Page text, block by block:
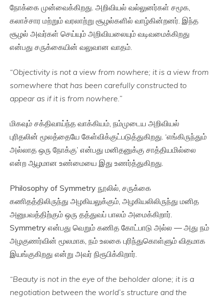
நோக்கை முன்வைக்கிறது. அறிவியல் வல்லுனர்கள் சமூக,
கலாச்சார மற்றும் வரலாற்று சூழல்களில் வாழ்கின்றனர். இந்த
சூழல் அவர்கள் செய்யும் அறிவியலையும் வடிவமைக்கிறது
என்பது சருக்கையின் வலுவான வாதம்.
“Objectivity is not a view from nowhere; it is a view from
somewhere that has been carefully constructed to
appear as if it is from nowhere.”
மிகவும் சக்திவாய்ந்த வாக்கியம், நம்முடைய அறிவியல்
புரிதலின் மூலத்தையே கேள்விக்குட்படுத்துகிறது. ‘எங்கிருந்தும்
அல்லாத ஒரு நோக்கு’ என்பது மனிதனுக்கு சாத்தியமில்லை
என்ற ஆழமான உண்மையை இது உணர்த்துகிறது.
Philosophy of Symmetry நூலில், சருக்கை
கணிதத்திலிருந்து அழகியலுக்கும், அழகியலிலிருந்து மனித
அனுபவத்திற்கும் ஒரு தத்துவப் பாலம் அமைக்கிறார்.
Symmetry என்பது வெறும் கணித கோட்பாடு அல்ல — அது நம்
அழகுணர்வின் மூலமாக, நம் உலகை புரிந்துகொள்ளும் விதமாக
இயங்குகிறது என்று அவர் நிரூபிக்கிறார்.
“Beauty is not in the eye of the beholder alone; it is a
negotiation between the world’s structure and the